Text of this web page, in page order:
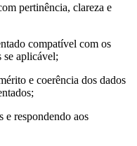
pertinência, clareza e
compatível com os
se aplicável;
e coerência dos dados
e respondendo aos